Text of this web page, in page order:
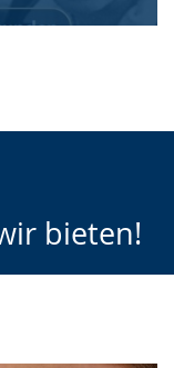
bieten!